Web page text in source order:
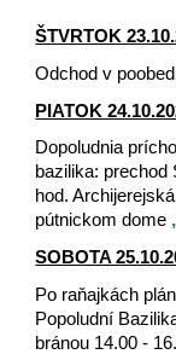
ŠTVRTOK
Odchod v
PIATOK
Dopoludnia
bazilika: prechod
hod.
pútnickom dome
SOBOTA
Po raňajkách
Popoludní
bránou 14.00 -